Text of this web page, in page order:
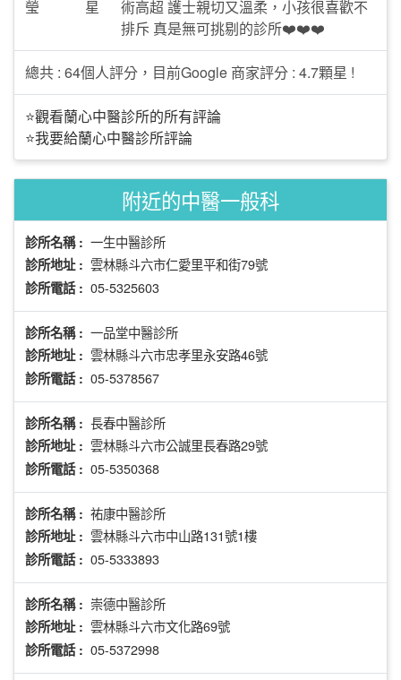
瑩 星
術高超 護士親切又溫柔，小孩很喜歡不
排斥 真是無可挑剔的診所❤️❤️❤️
總共 : 64個人評分，目前Google 商家評分 : 4.7顆星 !
⭐觀看蘭心中醫診所的所有評論
⭐我要給蘭心中醫診所評論
附近的中醫一般科
診所名稱 : 一生中醫診所
診所地址 : 雲林縣斗六市仁愛里平和街79號
診所電話 : 05-5325603
診所名稱 : 一品堂中醫診所
診所地址 : 雲林縣斗六市忠孝里永安路46號
診所電話 : 05-5378567
診所名稱 : 長春中醫診所
診所地址 : 雲林縣斗六市公誠里長春路29號
診所電話 : 05-5350368
診所名稱 : 祐康中醫診所
診所地址 : 雲林縣斗六市中山路131號1樓
診所電話 : 05-5333893
診所名稱 : 崇德中醫診所
診所地址 : 雲林縣斗六市文化路69號
診所電話 : 05-5372998